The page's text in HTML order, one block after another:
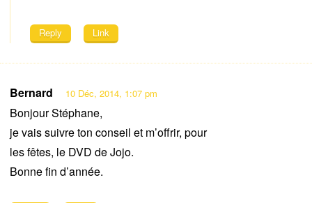
Reply Link
Bernard 10 Déc, 2014, 1:07 pm
Bonjour Stéphane,
je vais suivre ton conseil et m’offrir, pour
les fêtes, le DVD de Jojo.
Bonne fin d’année.